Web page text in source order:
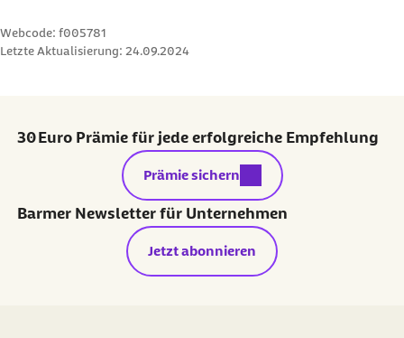
Webcode: f005781
Letzte Aktualisierung: 24.09.2024
30 Euro Prämie für jede erfolgreiche Empfehlung
externer Link:
Prämie sichern
Barmer Newsletter für Unternehmen
Jetzt abonnieren